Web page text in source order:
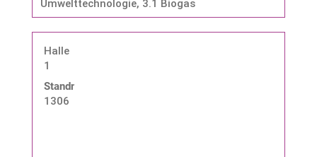
Umwelttechnologie, 3.1 Biogas
Halle
1
Standnummer:
1306